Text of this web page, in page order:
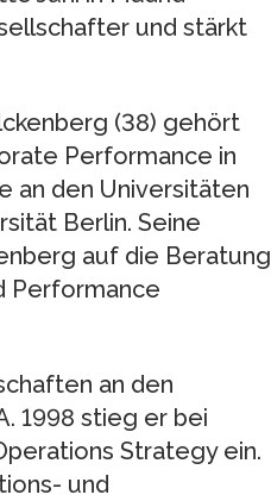
und stärkt
(38) gehört
Performance in
an den Universitäten
Berlin. Seine
auf die Beratung
Performance
an den
1998 stieg er bei
Strategy ein.
und